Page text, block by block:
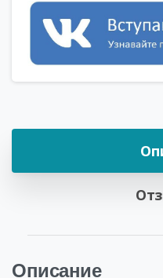
Описание